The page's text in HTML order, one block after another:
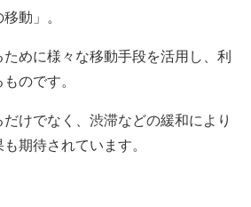
動」。
めに様々な移動手段を活用し、利
のです。
けでなく、渋滞などの緩和により
期待されています。